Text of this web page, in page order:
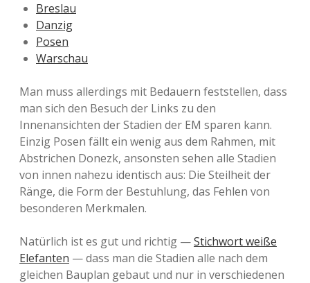
Breslau
Danzig
Posen
Warschau
Man muss allerdings mit Bedauern feststellen, dass
man sich den Besuch der Links zu den
Innenansichten der Stadien der EM sparen kann.
Einzig Posen fällt ein wenig aus dem Rahmen, mit
Abstrichen Donezk, ansonsten sehen alle Stadien
von innen nahezu identisch aus: Die Steilheit der
Ränge, die Form der Bestuhlung, das Fehlen von
besonderen Merkmalen.
Natürlich ist es gut und richtig —Stichwort weiße
Elefanten — dass man die Stadien alle nach dem
gleichen Bauplan gebaut und nur in verschiedenen